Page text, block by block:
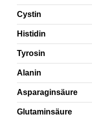
Cystin
Histidin
Tyrosin
Alanin
Asparaginsäure
Glutaminsäure